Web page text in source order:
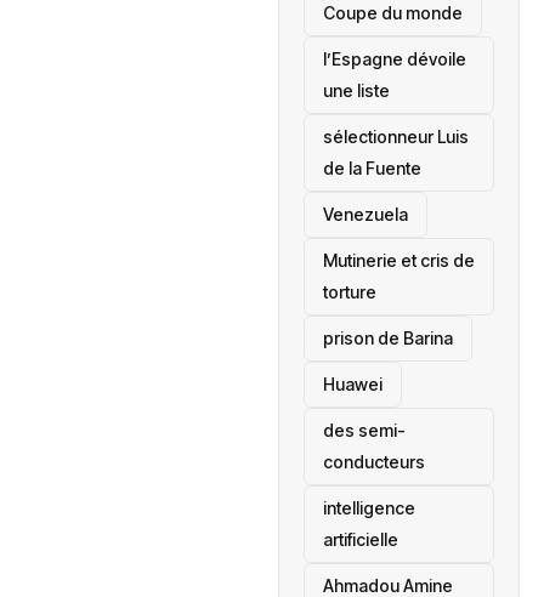
‎Coupe du monde
l’Espagne dévoile
une liste
sélectionneur Luis
de la Fuente
‎Venezuela
Mutinerie et cris de
torture
prison de Barina
Huawei
des semi-
conducteurs
intelligence
artificielle
Ahmadou Amine